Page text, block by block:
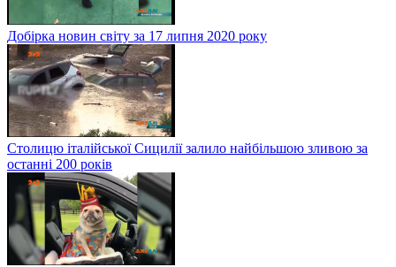
Добірка новин світу за 17 липня 2020 року
Столицю італійської Сицилії залило найбільшою зливою за
останні 200 років